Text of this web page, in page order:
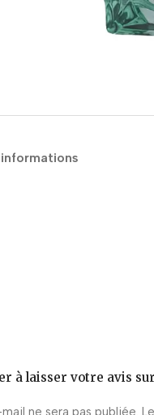
à laisser votre avis
ne sera pas publiée.